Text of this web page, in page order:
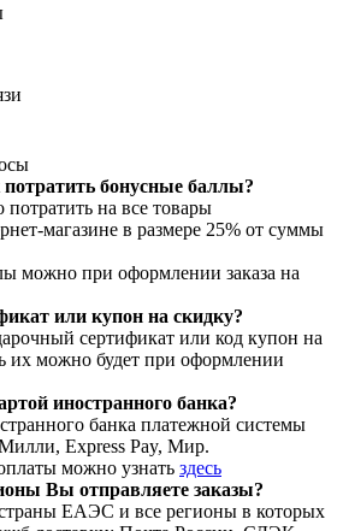
бонусные баллы?
на все товары
магазине в размере 25% от суммы
можно при оформлении заказа на
или купон на скидку?
сертификат или код купон на
их можно будет при оформлении
иностранного банка?
банка платежной системы
Express Pay, Мир.
можно узнать здесь
Вы отправляете заказы?
ЕАЭС и все регионы в которых